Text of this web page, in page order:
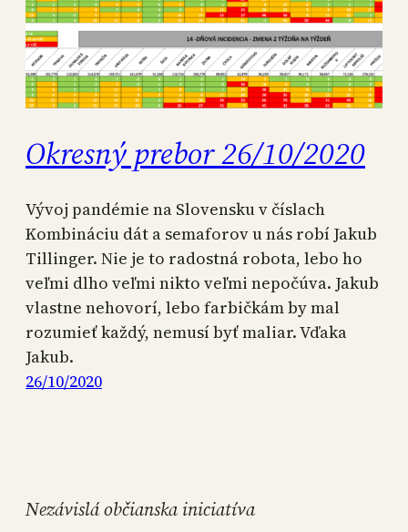
Okresný prebor 26/10/2020
Vývoj pandémie na Slovensku v číslach
Kombináciu dát a semaforov u nás robí Jakub
Tillinger. Nie je to radostná robota, lebo ho
veľmi dlho veľmi nikto veľmi nepočúva. Jakub
vlastne nehovorí, lebo farbičkám by mal
rozumieť každý, nemusí byť maliar. Vďaka
Jakub.
26/10/2020
Nezávislá občianska iniciatíva